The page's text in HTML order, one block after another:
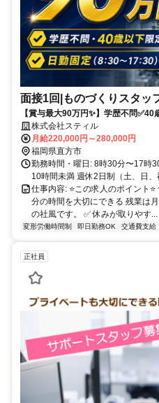
面接1回|ものづくりスタッ
【賞与最大90万円✨️】学歴不問
すい！
株式会社スティル
月給220,000円～280,000円
福岡県直方市
勤務時間・曜日: 8時30分〜17時
10時間未満 週休2日制（土、日、
仕事内容: ⭐️この求人のポイント
分の時間を大切にできる 残業は
の社風です。 ✅️ 休みが取りやす...
変形労働時間制 即日勤務OK 交通費支給
正社員